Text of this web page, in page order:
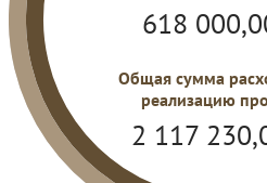
618
Общая сумма
реализацию
2 117